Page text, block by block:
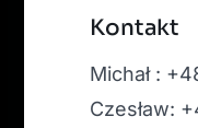
Kontakt
Michał :
Czesław: